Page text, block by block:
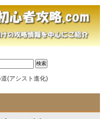
道(アシスト進化)